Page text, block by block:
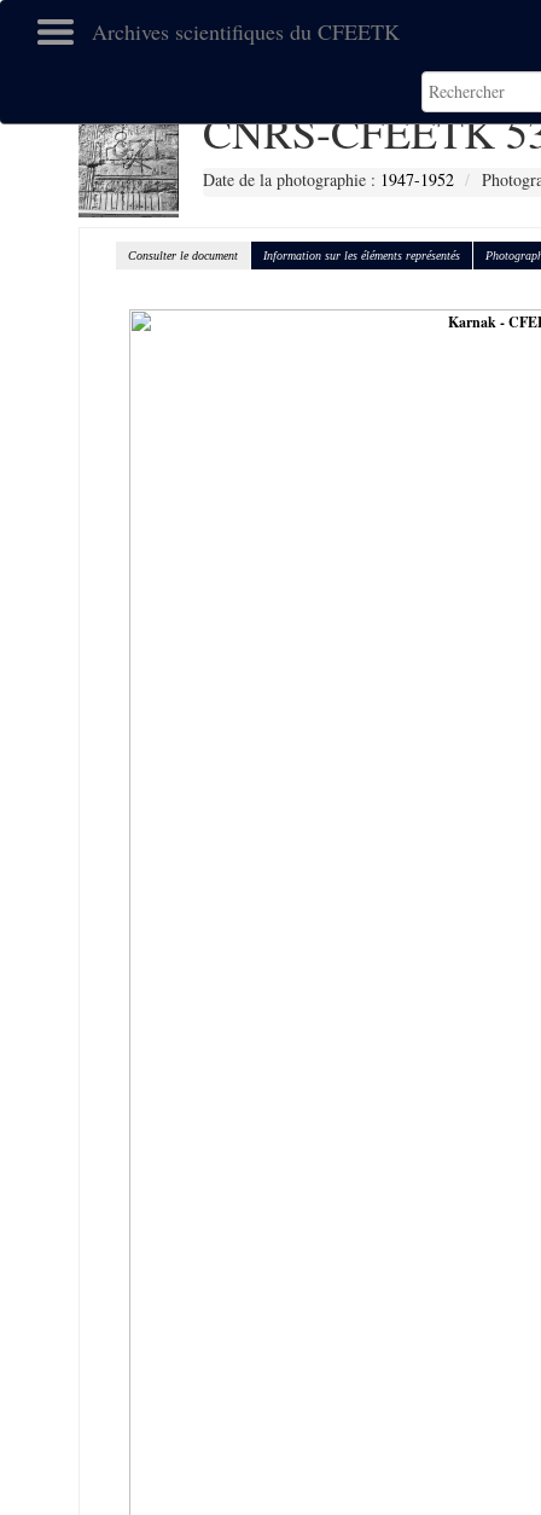
Archives scientifiques du CFEETK
CNRS-CFEETK
Date de la photographie : 1947-1952
Consulter le document Information sur les éléments représentés